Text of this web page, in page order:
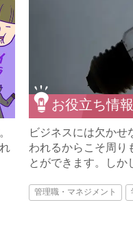
お役立ち情報
ビジネスには欠かせ
われるからこそ周り
とができます。しか
管理職・マネジメント